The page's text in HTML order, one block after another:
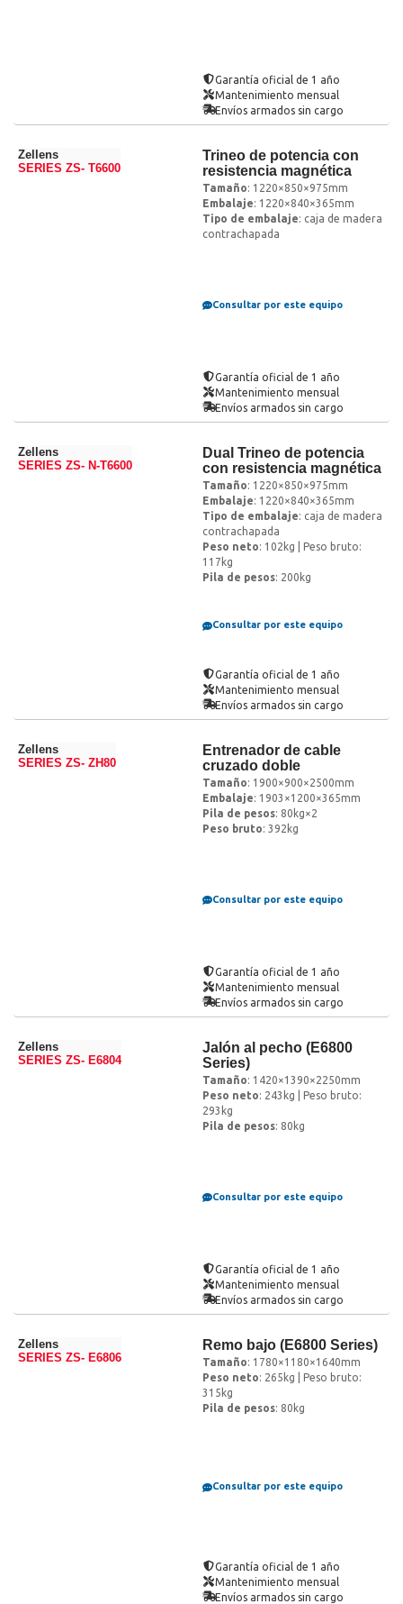
Garantía oficial de 1 año
Mantenimiento mensual
Envíos armados sin cargo
Zellens
SERIES ZS- T6600
Trineo de potencia con
resistencia magnética
Tamaño: 1220×850×975mm
Embalaje: 1220×840×365mm
Tipo de embalaje: caja de madera
contrachapada
Consultar por este equipo
Garantía oficial de 1 año
Mantenimiento mensual
Envíos armados sin cargo
Zellens
SERIES ZS- N-T6600
Dual Trineo de potencia
con resistencia magnética
Tamaño: 1220×850×975mm
Embalaje: 1220×840×365mm
Tipo de embalaje: caja de madera
contrachapada
Peso neto: 102kg | Peso bruto:
117kg
Pila de pesos: 200kg
Consultar por este equipo
Garantía oficial de 1 año
Mantenimiento mensual
Envíos armados sin cargo
Zellens
SERIES ZS- ZH80
Entrenador de cable
cruzado doble
Tamaño: 1900×900×2500mm
Embalaje: 1903×1200×365mm
Pila de pesos: 80kg×2
Peso bruto: 392kg
Consultar por este equipo
Garantía oficial de 1 año
Mantenimiento mensual
Envíos armados sin cargo
Zellens
SERIES ZS- E6804
Jalón al pecho (E6800
Series)
Tamaño: 1420×1390×2250mm
Peso neto: 243kg | Peso bruto:
293kg
Pila de pesos: 80kg
Consultar por este equipo
Garantía oficial de 1 año
Mantenimiento mensual
Envíos armados sin cargo
Zellens
SERIES ZS- E6806
Remo bajo (E6800 Series)
Tamaño: 1780×1180×1640mm
Peso neto: 265kg | Peso bruto:
315kg
Pila de pesos: 80kg
Consultar por este equipo
Garantía oficial de 1 año
Mantenimiento mensual
Envíos armados sin cargo